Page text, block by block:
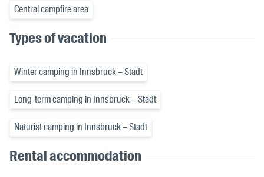
Central campfire area
Types of vacation
Winter camping in Innsbruck – Stadt
Long-term camping in Innsbruck – Stadt
Naturist camping in Innsbruck – Stadt
Rental accommodation